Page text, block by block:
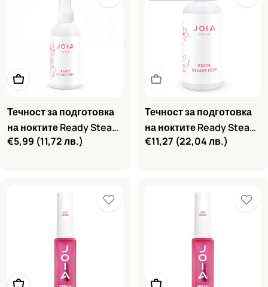
Добави в количката
Течност за подготовка
на ноктите Ready Steady
Prep JOIA vegan, 150 ml
Редовна
€5,99 (11,72 лв.)
Очаквайте скоро
Течност за подготовка
на ноктите Ready Steady
Prep JOIA vegan, 500 ml
Редовна
€11,27 (22,04 лв.)
Добави в количката Добави в количката